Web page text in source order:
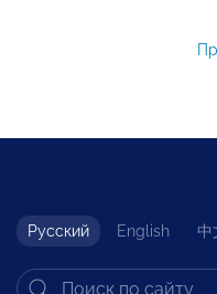
Русский English 中